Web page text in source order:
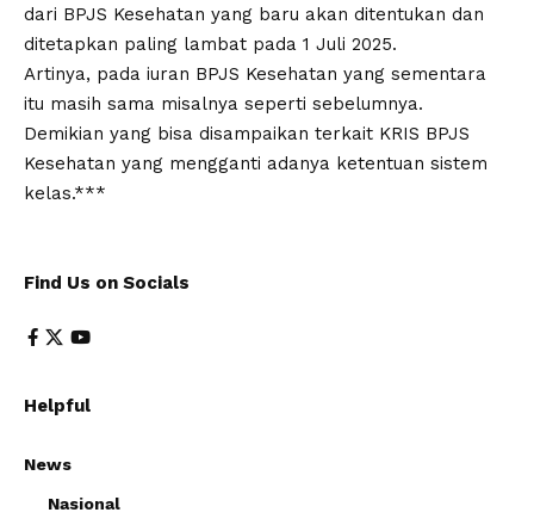
dari BPJS Kesehatan yang baru akan ditentukan dan
ditetapkan paling lambat pada 1 Juli 2025.
Artinya, pada iuran BPJS Kesehatan yang sementara
itu masih sama misalnya seperti sebelumnya.
Demikian yang bisa disampaikan terkait KRIS BPJS
Kesehatan yang mengganti adanya ketentuan sistem
kelas.***
Find Us on Socials
Helpful
News
Nasional